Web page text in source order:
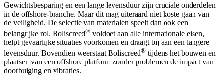
Gewichtsbesparing en een lange levensduur zijn cruciale onderdelen
in de offshore-branche. Maar dit mag uiteraard niet koste gaan van
de veiligheid. De selectie van materialen speelt dan ook een
belangrijke rol. Boliscreed® voldoet aan alle internationale eisen,
helpt gevaarlijke situaties voorkomen en draagt bij aan een langere
levensduur. Bovendien weerstaat Boliscreed® tijdens het bouwen en
plaatsen van een offshore platform zonder problemen de impact van
doorbuiging en vibraties.